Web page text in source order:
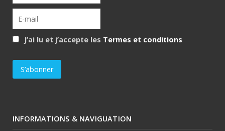
J’ai lu et j’accepte les Termes et conditions
INFORMATIONS & NAVIGUATION